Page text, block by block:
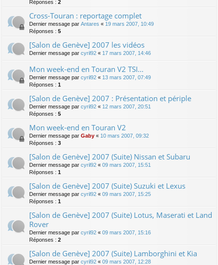
Réponses : 2
Cross-Touran : reportage complet
Dernier message par Antares « 19 mars 2007, 10:49
Réponses : 5
[Salon de Genève] 2007 les vidéos
Dernier message par cyril92 « 17 mars 2007, 14:46
Mon week-end en Touran V2 TSI...
Dernier message par cyril92 « 13 mars 2007, 07:49
Réponses : 1
[Salon de Genève] 2007 : Présentation et périple
Dernier message par cyril92 « 12 mars 2007, 20:51
Réponses : 5
Mon week-end en Touran V2
Dernier message par Gaby « 10 mars 2007, 09:32
Réponses : 3
[Salon de Genève] 2007 (Suite) Nissan et Subaru
Dernier message par cyril92 « 09 mars 2007, 15:51
Réponses : 1
[Salon de Genève] 2007 (Suite) Suzuki et Lexus
Dernier message par cyril92 « 09 mars 2007, 15:25
Réponses : 1
[Salon de Genève] 2007 (Suite) Lotus, Maserati et Land
Rover
Dernier message par cyril92 « 09 mars 2007, 15:16
Réponses : 2
[Salon de Genève] 2007 (Suite) Lamborghini et Kia
Dernier message par cyril92 « 09 mars 2007, 12:28